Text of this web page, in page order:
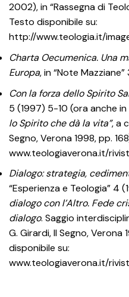
2002), in “Rassegna di
Testo disponibile su:
http://www.teologia.it/
Charta Oecumenica. Una
Europa, in “Note Mazziane”
Con la forza dello Spirito
5 (1997) 5-10 (ora anche in
lo Spirito che dà la vita”, a
Segno, Verona 1998, pp.
www.teologiaverona.it/
Dialogo: strategia,
“Esperienza e Teologia” 4
dialogo con l’Altro. Fede
dialogo. Saggio
G. Girardi, Il Segno, Verona
disponibile su:
www.teologiaverona.it/